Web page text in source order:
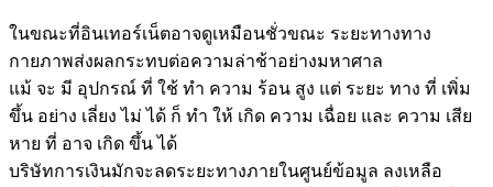
ในขณะที่อินเทอร์เน็ตอาจดูเหมือนชั่วขณะ ระยะทางทาง
กายภาพส่งผลกระทบต่อความล่าช้าอย่างมหาศาล
แม้ จะ มี อุปกรณ์ ที่ ใช้ ทํา ความ ร้อน สูง แต่ ระยะ ทาง ที่ เพิ่ม
ขึ้น อย่าง เลี่ยง ไม่ ได้ ก็ ทํา ให้ เกิด ความ เฉื่อย และ ความ เสีย
หาย ที่ อาจ เกิด ขึ้น ได้
บริษัทการเงินมักจะลดระยะทางภายในศูนย์ข้อมูล ลงเหลือ